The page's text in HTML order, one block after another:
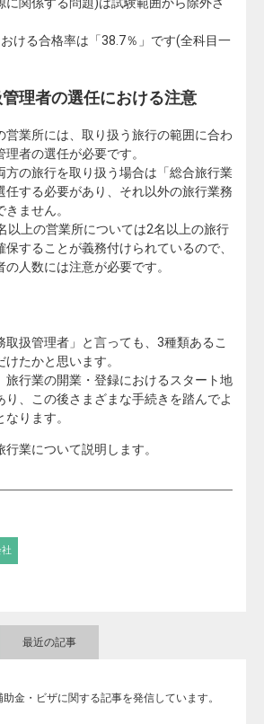
ける合格率は「38.7％」です(全科目一
理者の選任における注意
営業所には、取り扱う旅行の範囲に合わ
者の選任が必要です。
方の旅行を取り扱う場合は「総合旅行業
任する必要があり、それ以外の旅行業務
ません。
以上の営業所については2名以上の旅行
することが義務付けられているので、
人数には注意が必要です。
取扱管理者」と言っても、3種類あるこ
たかと思います。
旅行業の開業・登録におけるスタート地
り、この後さまざまな手続きを踏んでよ
ります。
業について説明します。
最近の記事
助金・ビザに関する記事を発信しています。